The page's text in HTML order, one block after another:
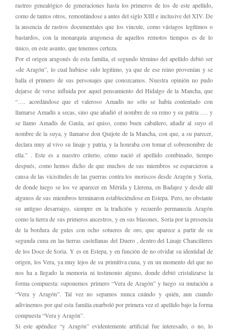
rastreo genealógico de generaciones hasta los primeros de los de este apellido,
como de tantos otros, remontándose a antes del siglo XIII e inclusive del XIV. De
la ausencia de rastros documentales que los vincule, como vástagos legítimos o
bastardos, con la monarquía aragonesa de aquellos remotos tiempos es de lo
único, en este asunto, que tenemos certeza.
Por el origen aragonés de esta familia, el segundo término del apellido debió ser
«de Aragón”, lo cual hubiese sido legitimo, ya que de ese reino provenían y se
halla el primero de sus personajes que conozcamos. Nuestra opinión no pudo
dejarse de verse influida por aquel pensamiento del Hidalgo de la Mancha, que
“…. acordándose que el valeroso Amadís no sólo se había contentado con
llamarse Amadís a secas, sino que añadió el nombre de su reino y su patria …. y
se llamo Amadís de Gaula, así quiso, como buen caballero, añadir al suyo el
nombre de la suya, y llamarse don Quijote de la Mancha, con que, a su parecer,
declara muy al vivo su linaje y patria, y la honraba con tomar el sobrenombre de
ella.” . Este es a nuestro criterio, cómo nació el apellido combinado, tiempo
después, como hemos dicho de que muchos de sus miembros se esparcieron a
causa de las vicisitudes de las guerras contra los moriscos desde Aragón y Soria,
de donde luego se los ve aparecer en Mérida y Llerena, en Badajoz y desde allí
algunos de sus miembros terminaron estableciéndose en Estepa. Pero, no obstante
su antiguo desarraigo, siempre en la tradición y recuerdo permanecía Aragón
como la tierra de sus primeros ancestros, y en sus blasones, Soria por la presencia
de la bordura de gules con ocho sotueres de oro, que aparece a partir de su
segunda cuna en las tierras castellanas del Duero , dentro del Linaje Chancilleres
de los Doce de Soria. Y es en Estepa, y en función de no olvidar su identidad de
origen, los Vera, ya muy lejos de su primitiva cuna, y en un momento del que no
nos ha a llegado la memoria ni testimonio alguno, donde debió cristalizarse la
forma compuesta: suponemos primero “Vera de Aragón” y luego su mutación a
“Vera y Aragón”. Tal vez no sepamos nunca cuándo y quién, aun cuando
adivinemos por qué esta familia enarboló por primera vez el apellido bajo la forma
compuesta “Vera y Aragón”.
Si este apéndice “y Aragón” evidentemente artificial fue interesado, o no, lo